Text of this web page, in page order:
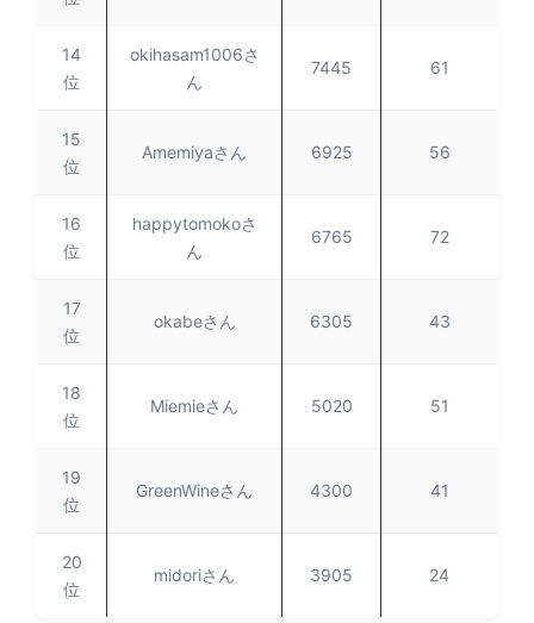
14
位
okihasam1006さ
ん
7445 61
15
位
Amemiyaさん 6925 56
16
位
happytomokoさ
ん
6765 72
17
位
okabeさん 6305 43
18
位
Miemieさん 5020 51
19
位
GreenWineさん 4300 41
20
位
midoriさん 3905 24